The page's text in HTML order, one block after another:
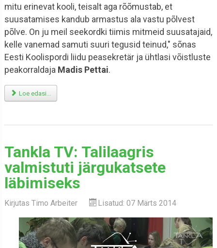
mitu erinevat kooli, teisalt aga rõõmustab, et
suusatamises kandub armastus ala vastu põlvest
põlve. On ju meil seekordki tiimis mitmeid suusatajaid,
kelle vanemad samuti suuri tegusid teinud," sõnas
Eesti Koolispordi liidu peasekretär ja ühtlasi võistluste
peakorraldaja Madis Pettai.
Loe edasi...
Tankla TV: Talilaagris
valmistuti järgukatsete
läbimiseks
Kirjutas Timo Arbeiter Lisatud: 07 Märts 2014